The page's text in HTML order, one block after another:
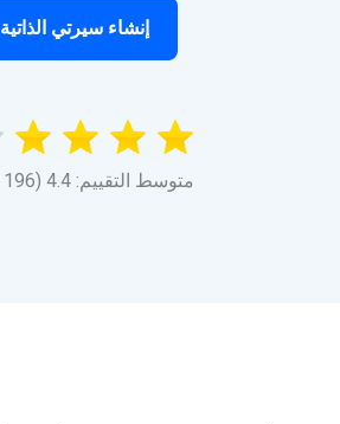
إنشاء سيرتي الذاتية
متوسط التقييم: 4.4 (196 صوتا)